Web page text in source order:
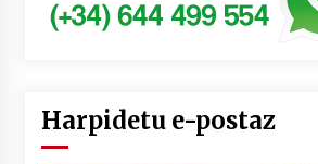
Harpidetu e-postaz